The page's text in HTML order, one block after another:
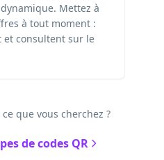
Mettez à
à tout moment :
et consultent sur le
que vous cherchez ?
de codes QR